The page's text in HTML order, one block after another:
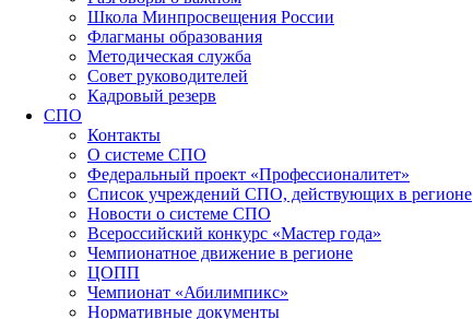
Школа Минпросвещения России
Флагманы образования
Методическая служба
Совет руководителей
Кадровый резерв
СПО
Контакты
О системе СПО
Федеральный проект «Профессионалитет»
Список учреждений СПО, действующих в регионе
Новости о системе СПО
Всероссийский конкурс «Мастер года»
Чемпионатное движение в регионе
ЦОПП
Чемпионат «Абилимпикс»
Нормативные документы